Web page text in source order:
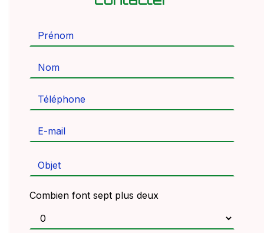
Combien font sept plus deux